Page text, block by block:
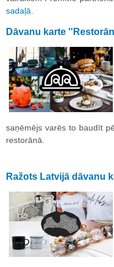
sadaļā
Dāvanu karte
saņēmējs varēs to baudīt
restorānā.
Ražots Latvijā dāvanu